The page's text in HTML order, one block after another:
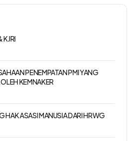
KJRI
PENEMPATAN PMI YANG
KEMNAKER
HAK ASASI MANUSIA DARI HRWG